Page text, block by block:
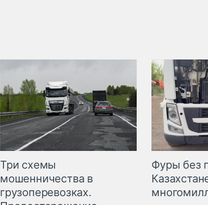
Три схемы
мошенничества в
грузоперевозках.
Фуры без